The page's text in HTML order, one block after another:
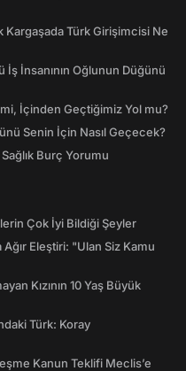
Türk Girişimcisi Ne
İnsanının Oğlunun Düğünü
İçinden Geçtiğimiz Yol mu?
Senin İçin Nasıl Geçecek?
Burç Yorumu
Çok İyi Bildiği Şeyler
Eleştiri: "Ulan Siz Kamu
Kızının 10 Yaş Büyük
Türk: Koray
Kanun Teklifi Meclis’e